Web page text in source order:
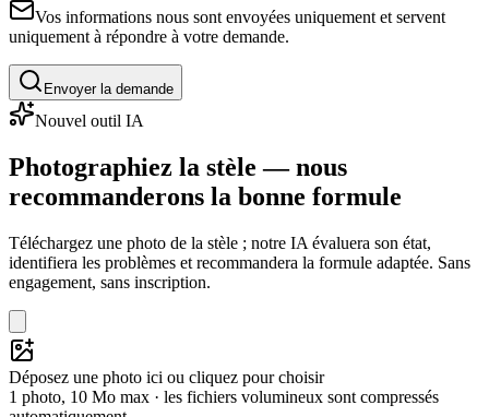
Vos informations nous sont envoyées uniquement et servent
uniquement à répondre à votre demande.
Envoyer la demande
Nouvel outil IA
Photographiez la stèle — nous
recommanderons la bonne formule
Téléchargez une photo de la stèle ; notre IA évaluera son état,
identifiera les problèmes et recommandera la formule adaptée. Sans
engagement, sans inscription.
Déposez une photo ici ou cliquez pour choisir
1 photo, 10 Mo max · les fichiers volumineux sont compressés